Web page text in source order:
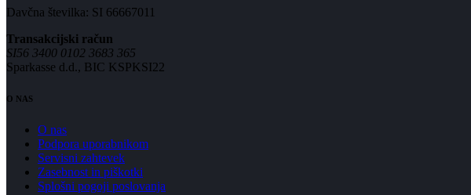
Davčna številka: SI 66667011
Transakcijski račun
SI56 3400 0102 3683 365
Sparkasse d.d., BIC KSPKSI22
O NAS
O nas
Podpora uporabnikom
Servisni zahtevek
Zasebnost in piškotki
Splošni pogoji poslovanja